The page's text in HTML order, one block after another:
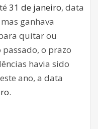
31 de janeiro, data
ganhava
quitar ou
o prazo
havia sido
ano, a data
.